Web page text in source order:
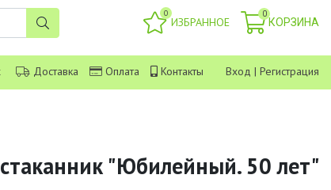
0
ИЗБРАННОЕ
0
КОРЗИНА
Доставка Оплата Контакты Вход | Регистрация
"Юбилейный. 50 лет"